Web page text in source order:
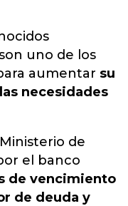
uno de los
aumentar su
necesidades
de
el banco
de vencimiento
de deuda y